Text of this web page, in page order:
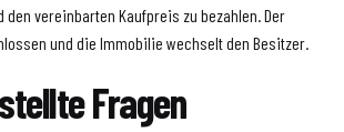
den vereinbarten Kaufpreis zu bezahlen. Der
und die Immobilie wechselt den Besitzer.
Fragen